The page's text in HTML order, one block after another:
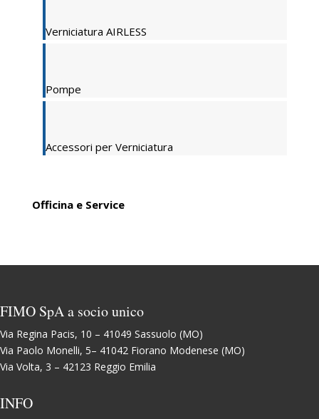
Verniciatura AIRLESS
Pompe
Accessori per Verniciatura
Officina e Service
FIMO SpA a socio unico
Via Regina Pacis, 10 – 41049 Sassuolo (MO)
Via Paolo Monelli, 5– 41042 Fiorano Modenese (MO)
Via Volta, 3 – 42123 Reggio Emilia
INFO